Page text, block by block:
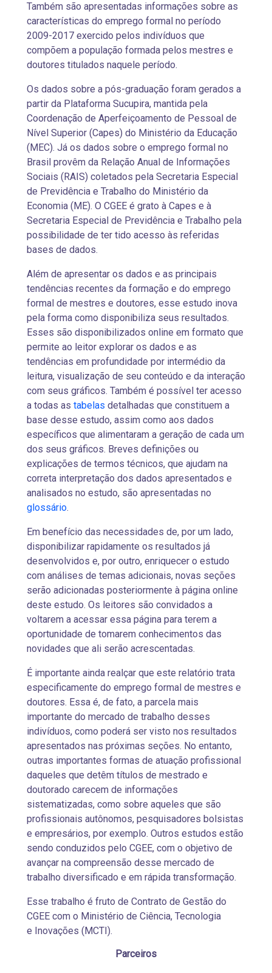
Também são apresentadas informações sobre as
características do emprego formal no período
2009-2017 exercido pelos indivíduos que
compõem a população formada pelos mestres e
doutores titulados naquele período.
Os dados sobre a pós-graduação foram gerados a
partir da Plataforma Sucupira, mantida pela
Coordenação de Aperfeiçoamento de Pessoal de
Nível Superior (Capes) do Ministério da Educação
(MEC). Já os dados sobre o emprego formal no
Brasil provêm da Relação Anual de Informações
Sociais (RAIS) coletados pela Secretaria Especial
de Previdência e Trabalho do Ministério da
Economia (ME). O CGEE é grato à Capes e à
Secretaria Especial de Previdência e Trabalho pela
possibilidade de ter tido acesso às referidas
bases de dados.
Além de apresentar os dados e as principais
tendências recentes da formação e do emprego
formal de mestres e doutores, esse estudo inova
pela forma como disponibiliza seus resultados.
Esses são disponibilizados online em formato que
permite ao leitor explorar os dados e as
tendências em profundidade por intermédio da
leitura, visualização de seu conteúdo e da interação
com seus gráficos. Também é possível ter acesso
a todas as tabelas detalhadas que constituem a
base desse estudo, assim como aos dados
específicos que alimentaram a geração de cada um
dos seus gráficos. Breves definições ou
explicações de termos técnicos, que ajudam na
correta interpretação dos dados apresentados e
analisados no estudo, são apresentadas no
glossário.
Em benefício das necessidades de, por um lado,
disponibilizar rapidamente os resultados já
desenvolvidos e, por outro, enriquecer o estudo
com análises de temas adicionais, novas seções
serão adicionadas posteriormente à página online
deste estudo. Os leitores são convidados a
voltarem a acessar essa página para terem a
oportunidade de tomarem conhecimentos das
novidades que ali serão acrescentadas.
É importante ainda realçar que este relatório trata
especificamente do emprego formal de mestres e
doutores. Essa é, de fato, a parcela mais
importante do mercado de trabalho desses
indivíduos, como poderá ser visto nos resultados
apresentados nas próximas seções. No entanto,
outras importantes formas de atuação profissional
daqueles que detêm títulos de mestrado e
doutorado carecem de informações
sistematizadas, como sobre aqueles que são
profissionais autônomos, pesquisadores bolsistas
e empresários, por exemplo. Outros estudos estão
sendo conduzidos pelo CGEE, com o objetivo de
avançar na compreensão desse mercado de
trabalho diversificado e em rápida transformação.
Esse trabalho é fruto de Contrato de Gestão do
CGEE com o Ministério de Ciência, Tecnologia
e Inovações (MCTI).
Parceiros